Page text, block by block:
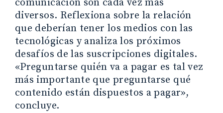
comunicación son cada vez más
diversos. Reflexiona sobre la relación
que deberían tener los medios con las
tecnológicas y analiza los próximos
desafíos de las suscripciones digitales.
«Preguntarse quién va a pagar es tal vez
más importante que preguntarse qué
contenido están dispuestos a pagar»,
concluye.